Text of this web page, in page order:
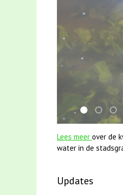
mei2021
Lees meer over de
water in de
Updates